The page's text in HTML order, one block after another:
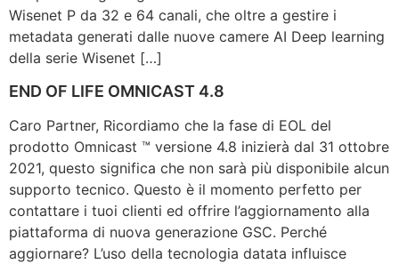
Wisenet P da 32 e 64 canali, che oltre a gestire i
metadata generati dalle nuove camere AI Deep learning
della serie Wisenet […]
END OF LIFE OMNICAST 4.8
Caro Partner, Ricordiamo che la fase di EOL del
prodotto Omnicast ™ versione 4.8 inizierà dal 31 ottobre
2021, questo significa che non sarà più disponibile alcun
supporto tecnico. Questo è il momento perfetto per
contattare i tuoi clienti ed offrire l’aggiornamento alla
piattaforma di nuova generazione GSC. Perché
aggiornare? L’uso della tecnologia datata influisce